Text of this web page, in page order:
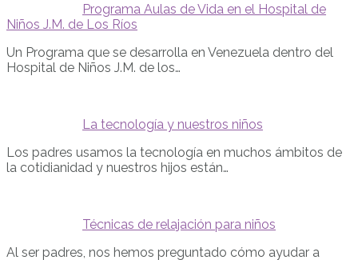
Programa Aulas de Vida en el Hospital de
Niños J.M. de Los Ríos
Un Programa que se desarrolla en Venezuela dentro del
Hospital de Niños J.M. de los…
La tecnología y nuestros niños
Los padres usamos la tecnología en muchos ámbitos de
la cotidianidad y nuestros hijos están…
Técnicas de relajación para niños
Al ser padres, nos hemos preguntado cómo ayudar a